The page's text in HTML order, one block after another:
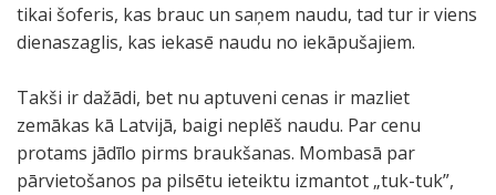
tikai šoferis, kas brauc un saņem naudu, tad tur ir viens
dienaszaglis, kas iekasē naudu no iekāpušajiem.
Takši ir dažādi, bet nu aptuveni cenas ir mazliet
zemākas kā Latvijā, baigi neplēš naudu. Par cenu
protams jādīlo pirms braukšanas. Mombasā par
pārvietošanos pa pilsētu ieteiktu izmantot „tuk-tuk”,